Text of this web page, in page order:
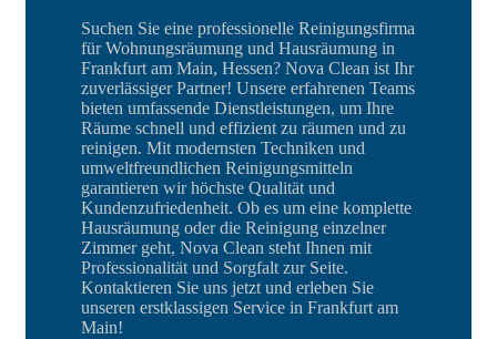
Suchen Sie eine professionelle Reinigungsfirma
für Wohnungsräumung und Hausräumung in
Frankfurt am Main, Hessen? Nova Clean ist Ihr
zuverlässiger Partner! Unsere erfahrenen Teams
bieten umfassende Dienstleistungen, um Ihre
Räume schnell und effizient zu räumen und zu
reinigen. Mit modernsten Techniken und
umweltfreundlichen Reinigungsmitteln
garantieren wir höchste Qualität und
Kundenzufriedenheit. Ob es um eine komplette
Hausräumung oder die Reinigung einzelner
Zimmer geht, Nova Clean steht Ihnen mit
Professionalität und Sorgfalt zur Seite.
Kontaktieren Sie uns jetzt und erleben Sie
unseren erstklassigen Service in Frankfurt am
Main!